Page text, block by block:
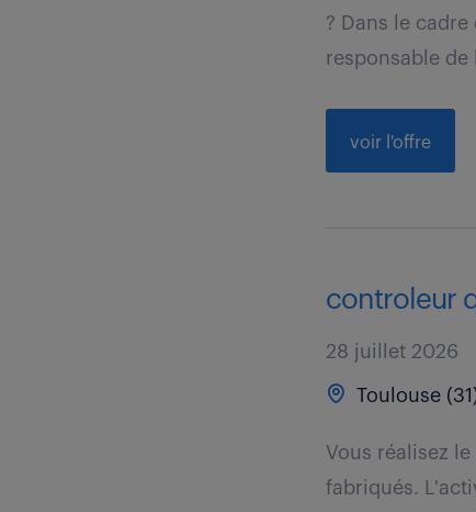
? Dans le
responsable de
voir l'offre
controleur
28 juillet 2026
Toulouse
Vous réalisez
fabriqués.